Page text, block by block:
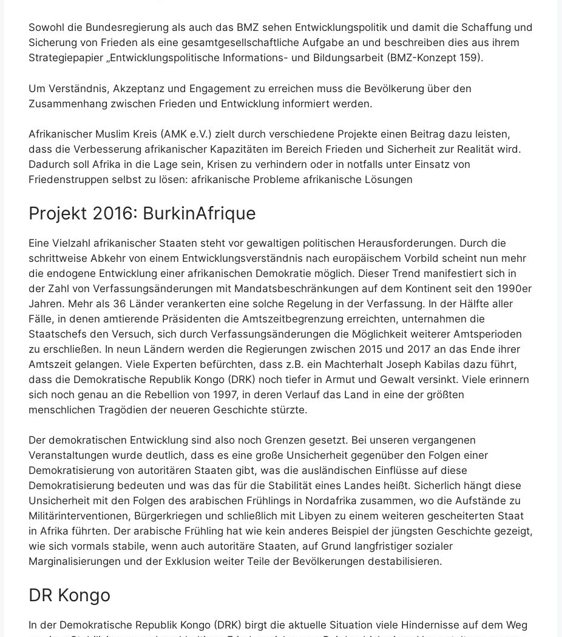
Sowohl die Bundesregierung als auch das BMZ sehen Entwicklungspolitik und damit die Schaffung und
Sicherung von Frieden als eine gesamtgesellschaftliche Aufgabe an und beschreiben dies aus ihrem
Strategiepapier „Entwicklungspolitische Informations- und Bildungsarbeit (BMZ-Konzept 159).
Um Verständnis, Akzeptanz und Engagement zu erreichen muss die Bevölkerung über den
Zusammenhang zwischen Frieden und Entwicklung informiert werden.
Afrikanischer Muslim Kreis (AMK e.V.) zielt durch verschiedene Projekte einen Beitrag dazu leisten,
dass die Verbesserung afrikanischer Kapazitäten im Bereich Frieden und Sicherheit zur Realität wird.
Dadurch soll Afrika in die Lage sein, Krisen zu verhindern oder in notfalls unter Einsatz von
Friedenstruppen selbst zu lösen: afrikanische Probleme afrikanische Lösungen
Projekt 2016: BurkinAfrique
Eine Vielzahl afrikanischer Staaten steht vor gewaltigen politischen Herausforderungen. Durch die
schrittweise Abkehr von einem Entwicklungsverständnis nach europäischem Vorbild scheint nun mehr
die endogene Entwicklung einer afrikanischen Demokratie möglich. Dieser Trend manifestiert sich in
der Zahl von Verfassungsänderungen mit Mandatsbeschränkungen auf dem Kontinent seit den 1990er
Jahren. Mehr als 36 Länder verankerten eine solche Regelung in der Verfassung. In der Hälfte aller
Fälle, in denen amtierende Präsidenten die Amtszeitbegrenzung erreichten, unternahmen die
Staatschefs den Versuch, sich durch Verfassungsänderungen die Möglichkeit weiterer Amtsperioden
zu erschließen. In neun Ländern werden die Regierungen zwischen 2015 und 2017 an das Ende ihrer
Amtszeit gelangen. Viele Experten befürchten, dass z.B. ein Machterhalt Joseph Kabilas dazu führt,
dass die Demokratische Republik Kongo (DRK) noch tiefer in Armut und Gewalt versinkt. Viele erinnern
sich noch genau an die Rebellion von 1997, in deren Verlauf das Land in eine der größten
menschlichen Tragödien der neueren Geschichte stürzte.
Der demokratischen Entwicklung sind also noch Grenzen gesetzt. Bei unseren vergangenen
Veranstaltungen wurde deutlich, dass es eine große Unsicherheit gegenüber den Folgen einer
Demokratisierung von autoritären Staaten gibt, was die ausländischen Einflüsse auf diese
Demokratisierung bedeuten und was das für die Stabilität eines Landes heißt. Sicherlich hängt diese
Unsicherheit mit den Folgen des arabischen Frühlings in Nordafrika zusammen, wo die Aufstände zu
Militärinterventionen, Bürgerkriegen und schließlich mit Libyen zu einem weiteren gescheiterten Staat
in Afrika führten. Der arabische Frühling hat wie kein anderes Beispiel der jüngsten Geschichte gezeigt,
wie sich vormals stabile, wenn auch autoritäre Staaten, auf Grund langfristiger sozialer
Marginalisierungen und der Exklusion weiter Teile der Bevölkerungen destabilisieren.
DR Kongo
In der Demokratische Republik Kongo (DRK) birgt die aktuelle Situation viele Hindernisse auf dem Weg